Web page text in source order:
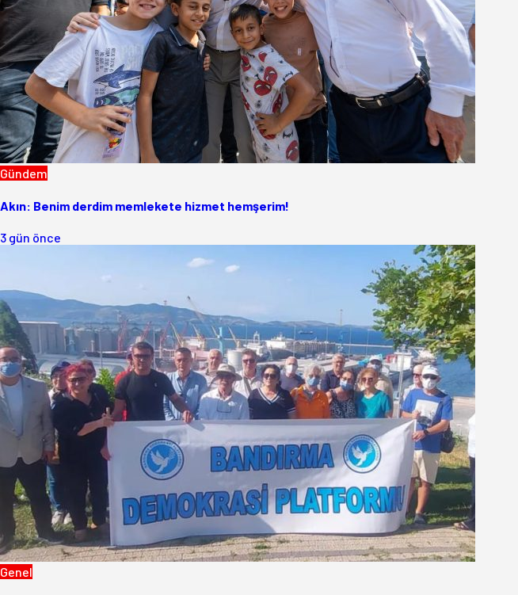
Gündem
Akın: Benim derdim memlekete hizmet hemşerim!
3 gün önce
Genel